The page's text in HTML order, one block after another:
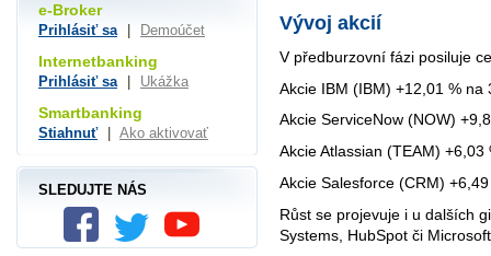
Vývoj akcií
V předburzovní fázi posiluje
Akcie IBM (IBM) +12,01 % na
Akcie ServiceNow (NOW)
Akcie Atlassian (TEAM) +6,03
Akcie Salesforce (CRM)
Růst se projevuje i u dalších
Systems, HubSpot či
e-Broker
Prihlásiť sa Demoúčet
Internetbanking
Prihlásiť sa Ukážka
Smartbanking
Stiahnuť Ako aktivovať
SLEDUJTE NÁS